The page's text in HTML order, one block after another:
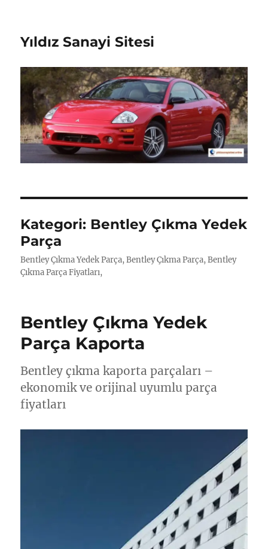
Yıldız Sanayi Sitesi
Kategori: Bentley Çıkma Yedek
Parça
Bentley Çıkma Yedek Parça, Bentley Çıkma Parça, Bentley
Çıkma Parça Fiyatları,
Bentley Çıkma Yedek
Parça Kaporta
Bentley çıkma kaporta parçaları –
ekonomik ve orijinal uyumlu parça
fiyatları